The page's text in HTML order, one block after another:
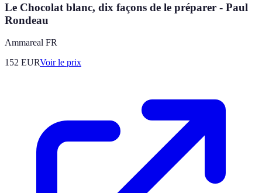
Le Chocolat blanc, dix façons de le préparer - Paul
Rondeau
Ammareal FR
152 EURVoir le prix